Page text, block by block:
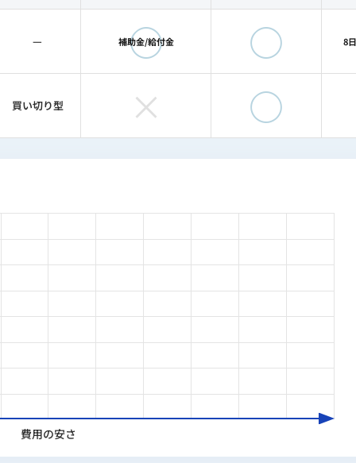
— ◯
補助金/給付金 ◯ 8
買い切り型 × ◯
費用の安さ